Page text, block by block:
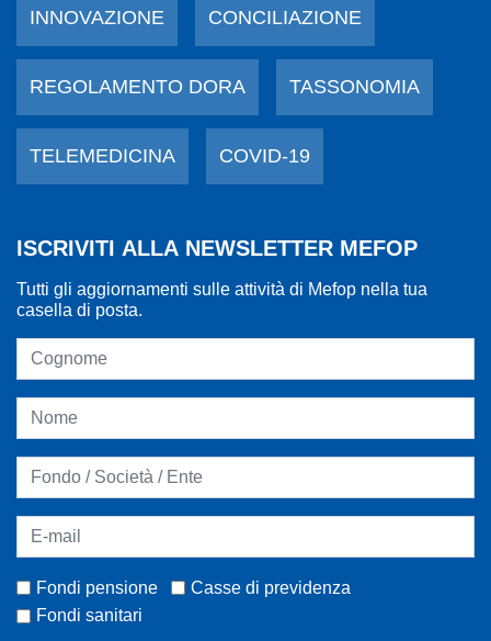
INNOVAZIONE CONCILIAZIONE
REGOLAMENTO DORA TASSONOMIA
TELEMEDICINA COVID-19
ISCRIVITI ALLA NEWSLETTER MEFOP
Tutti gli aggiornamenti sulle attività di Mefop nella tua
casella di posta.
Fondi pensione
Casse di previdenza
Fondi sanitari